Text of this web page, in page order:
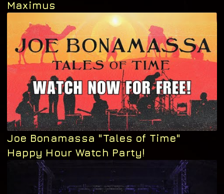
Maximus
Joe Bonamassa "Tales of Time"
Happy Hour Watch Party!